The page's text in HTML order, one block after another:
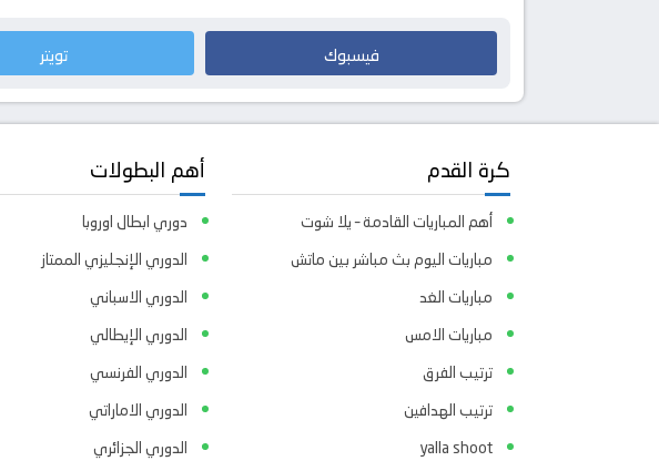
فيسبوك تويتر
كرة القدم
أهم المباريات القادمة – يلا شوت
مباريات اليوم بث مباشر بين ماتش
مباريات الغد
مباريات الامس
ترتيب الفرق
ترتيب الهدافين
yalla shoot
أهم البطولات
دوري ابطال اوروبا
الدوري الإنجليزي الممتاز
الدوري الاسباني
الدوري الإيطالي
الدوري الفرنسي
الدوري الاماراتي
الدوري الجزائري